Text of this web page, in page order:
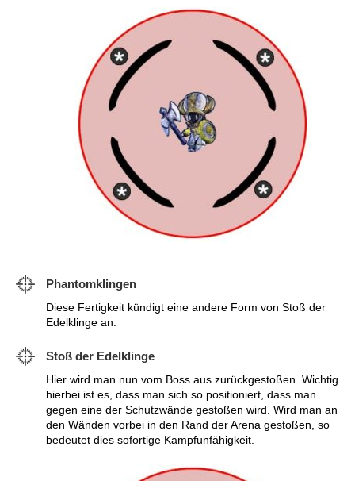
Phantomklingen
Diese Fertigkeit kündigt eine andere Form von Stoß der
Edelklinge an.
Stoß der Edelklinge
Hier wird man nun vom Boss aus zurückgestoßen. Wichtig
hierbei ist es, dass man sich so positioniert, dass man
gegen eine der Schutzwände gestoßen wird. Wird man an
den Wänden vorbei in den Rand der Arena gestoßen, so
bedeutet dies sofortige Kampfunfähigkeit.